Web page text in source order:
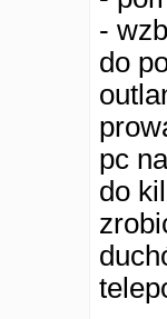
-
do
pc
do